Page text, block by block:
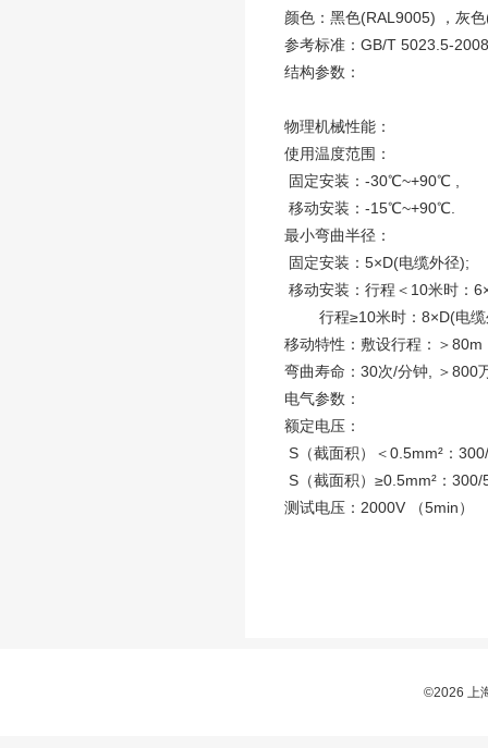
颜色：黑色(RAL9005) ，灰
参考标准：GB/T 5023.5-
结构参数：
物理机械性能：
使用温度范围：
固定安装：-30℃~+90℃ ,
移动安装：-15℃~+90℃.
最小弯曲半径：
固定安装：5×D(电缆外径);
移动安装：行程＜10米时：
行程≥10米时：8×D(电
移动特性：敷设行程：＞
弯曲寿命：30次/分钟, ＞800
电气参数：
额定电压：
S（截面积）＜0.5mm²：
S（截面积）≥0.5mm²：300/
测试电压：2000V
（5min）
©2026 上